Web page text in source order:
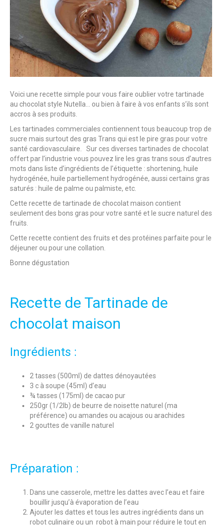
Voici une recette simple pour vous faire oublier votre tartinade
au chocolat style Nutella… ou bien à faire à vos enfants s’ils sont
accros à ses produits.
Les tartinades commerciales contiennent tous beaucoup trop de
sucre mais surtout des gras Trans qui est le pire gras pour votre
santé cardiovasculaire. Sur ces diverses tartinades de chocolat
offert par l’industrie vous pouvez lire les gras trans sous d’autres
mots dans liste d’ingrédients de l’étiquette : shortening, huile
hydrogénée, huile partiellement hydrogénée, aussi certains gras
saturés : huile de palme ou palmiste, etc.
Cette recette de tartinade de chocolat maison contient
seulement des bons gras pour votre santé et le sucre naturel des
fruits.
Cette recette contient des fruits et des protéines parfaite pour le
déjeuner ou pour une collation.
Bonne dégustation
Recette de Tartinade de
chocolat maison
Ingrédients :
2 tasses (500ml) de dattes dénoyautées
3 c à soupe (45ml) d’eau
¾ tasses (175ml) de cacao pur
250gr (1/2lb) de beurre de noisette naturel (ma
préférence) ou amandes ou acajous ou arachides
2 gouttes de vanille naturel
Préparation :
Dans une casserole, mettre les dattes avec l’eau et faire
bouillir jusqu’à évaporation de l’eau
Ajouter les dattes et tous les autres ingrédients dans un
robot culinaire ou un robot à main pour réduire le tout en